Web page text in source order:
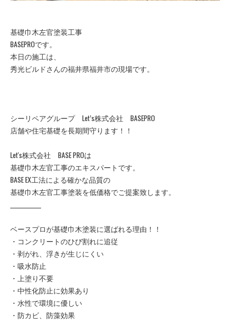
基礎巾木左官塗装工事
BASEPROです。
本日の施工は、
秀光ビルドさんの福井県福井市の現場です。
シーリペアグループ Let’s株式会社 BASEPRO
店舗や住宅基礎を長期間守ります！！
Let's株式会社 BASE PROは
基礎巾木左官工事のエキスパートです。
BASE EX工法による確かな品質の
基礎巾木左官工事塗装を低価格でご提案致します。
ベースプロが基礎巾木塗装に選ばれる理由！！
・コンクリートのひび割れに追従
・剥がれ、浮きが生じにくい
・吸水防止
・上塗り不要
・中性化防止に効果あり
・水性で環境に優しい
・防カビ、防藻効果